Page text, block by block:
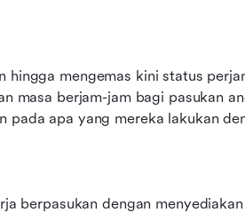
hingga mengemas kini status
masa berjam-jam bagi pasukan
pada apa yang mereka lakukan
berpasukan dengan